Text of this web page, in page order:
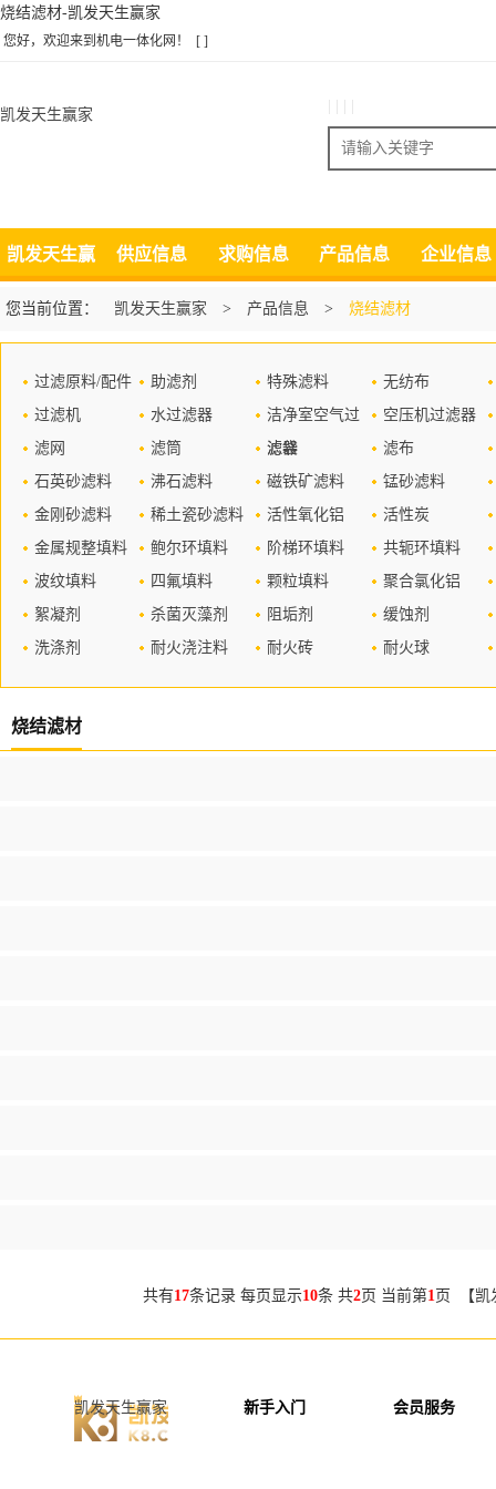
烧结滤材-凯发天生赢家
您好，欢迎来到机电一体化网！ [ ]
凯发天生赢家
搜索
凯发天生赢
家
供应信息 求购信息 产品信息 企业信息
您当前位置： 凯发天生赢家 > 产品信息 > 烧结滤材
过滤原料/配件 助滤剂 特殊滤料
无纺布
过滤机
水过滤器
洁净室空气过
滤器
空压机过滤器
滤网
滤筒 滤袋
滤布
石英砂滤料
沸石滤料 磁铁矿滤料
锰砂滤料
金刚砂滤料
稀土瓷砂滤料 活性氧化铝
活性炭
金属规整填料
鲍尔环填料 阶梯环填料
共轭环填料
波纹填料
四氟填料 颗粒填料
聚合氯化铝
絮凝剂
杀菌灭藻剂 阻垢剂
缓蚀剂
洗涤剂
耐火浇注料 耐火砖 耐火球
烧结滤材
共有17条记录 每页显示10条 共2页 当前第1页 【凯
凯发天生赢家 新手入门 会员服务